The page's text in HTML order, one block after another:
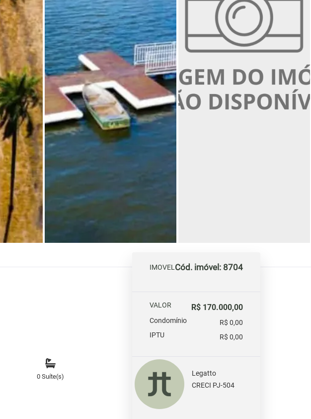
0 Suíte(s)
IMOVELCód. imóvel: 8704
VALOR R$ 170.000,00
Condomínio
R$ 0,00
IPTU
R$ 0,00
Legatto
CRECI PJ-504